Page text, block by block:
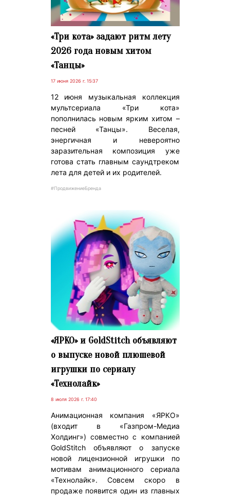
«Три кота» задают ритм лету
2026 года новым хитом
«Танцы»
17 июня 2026 г. 15:37
12 июня музыкальная коллекция
мультсериала «Три кота»
пополнилась новым ярким хитом –
песней «Танцы». Веселая,
энергичная и невероятно
заразительная композиция уже
готова стать главным саундтреком
лета для детей и их родителей.
#ПродвижениеБренда
«ЯРКО» и GoldStitch объявляют
о выпуске новой плюшевой
игрушки по сериалу
«Технолайк»
8 июля 2026 г. 17:40
Анимационная компания «ЯРКО»
(входит в «Газпром-Медиа
Холдинг») совместно с компанией
GoldStitch объявляют о запуске
новой лицензионной игрушки по
мотивам анимационного сериала
«Технолайк». Совсем скоро в
продаже появится один из главных